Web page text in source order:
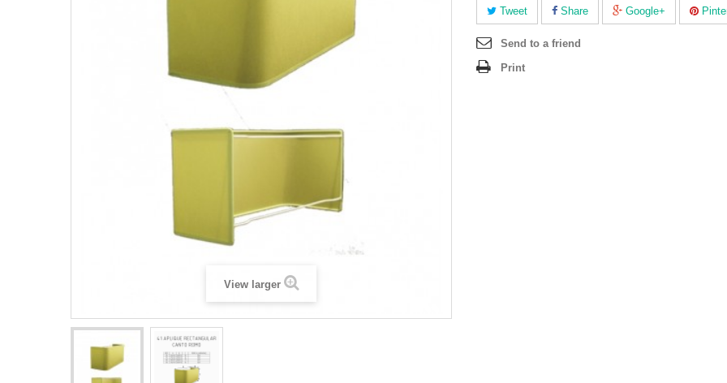
View larger
Tweet Share Google+
Send to a friend
Print